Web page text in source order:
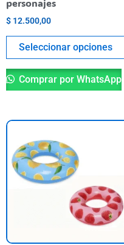
$ 12.500,00
Seleccionar opciones
Comprar por WhatsApp